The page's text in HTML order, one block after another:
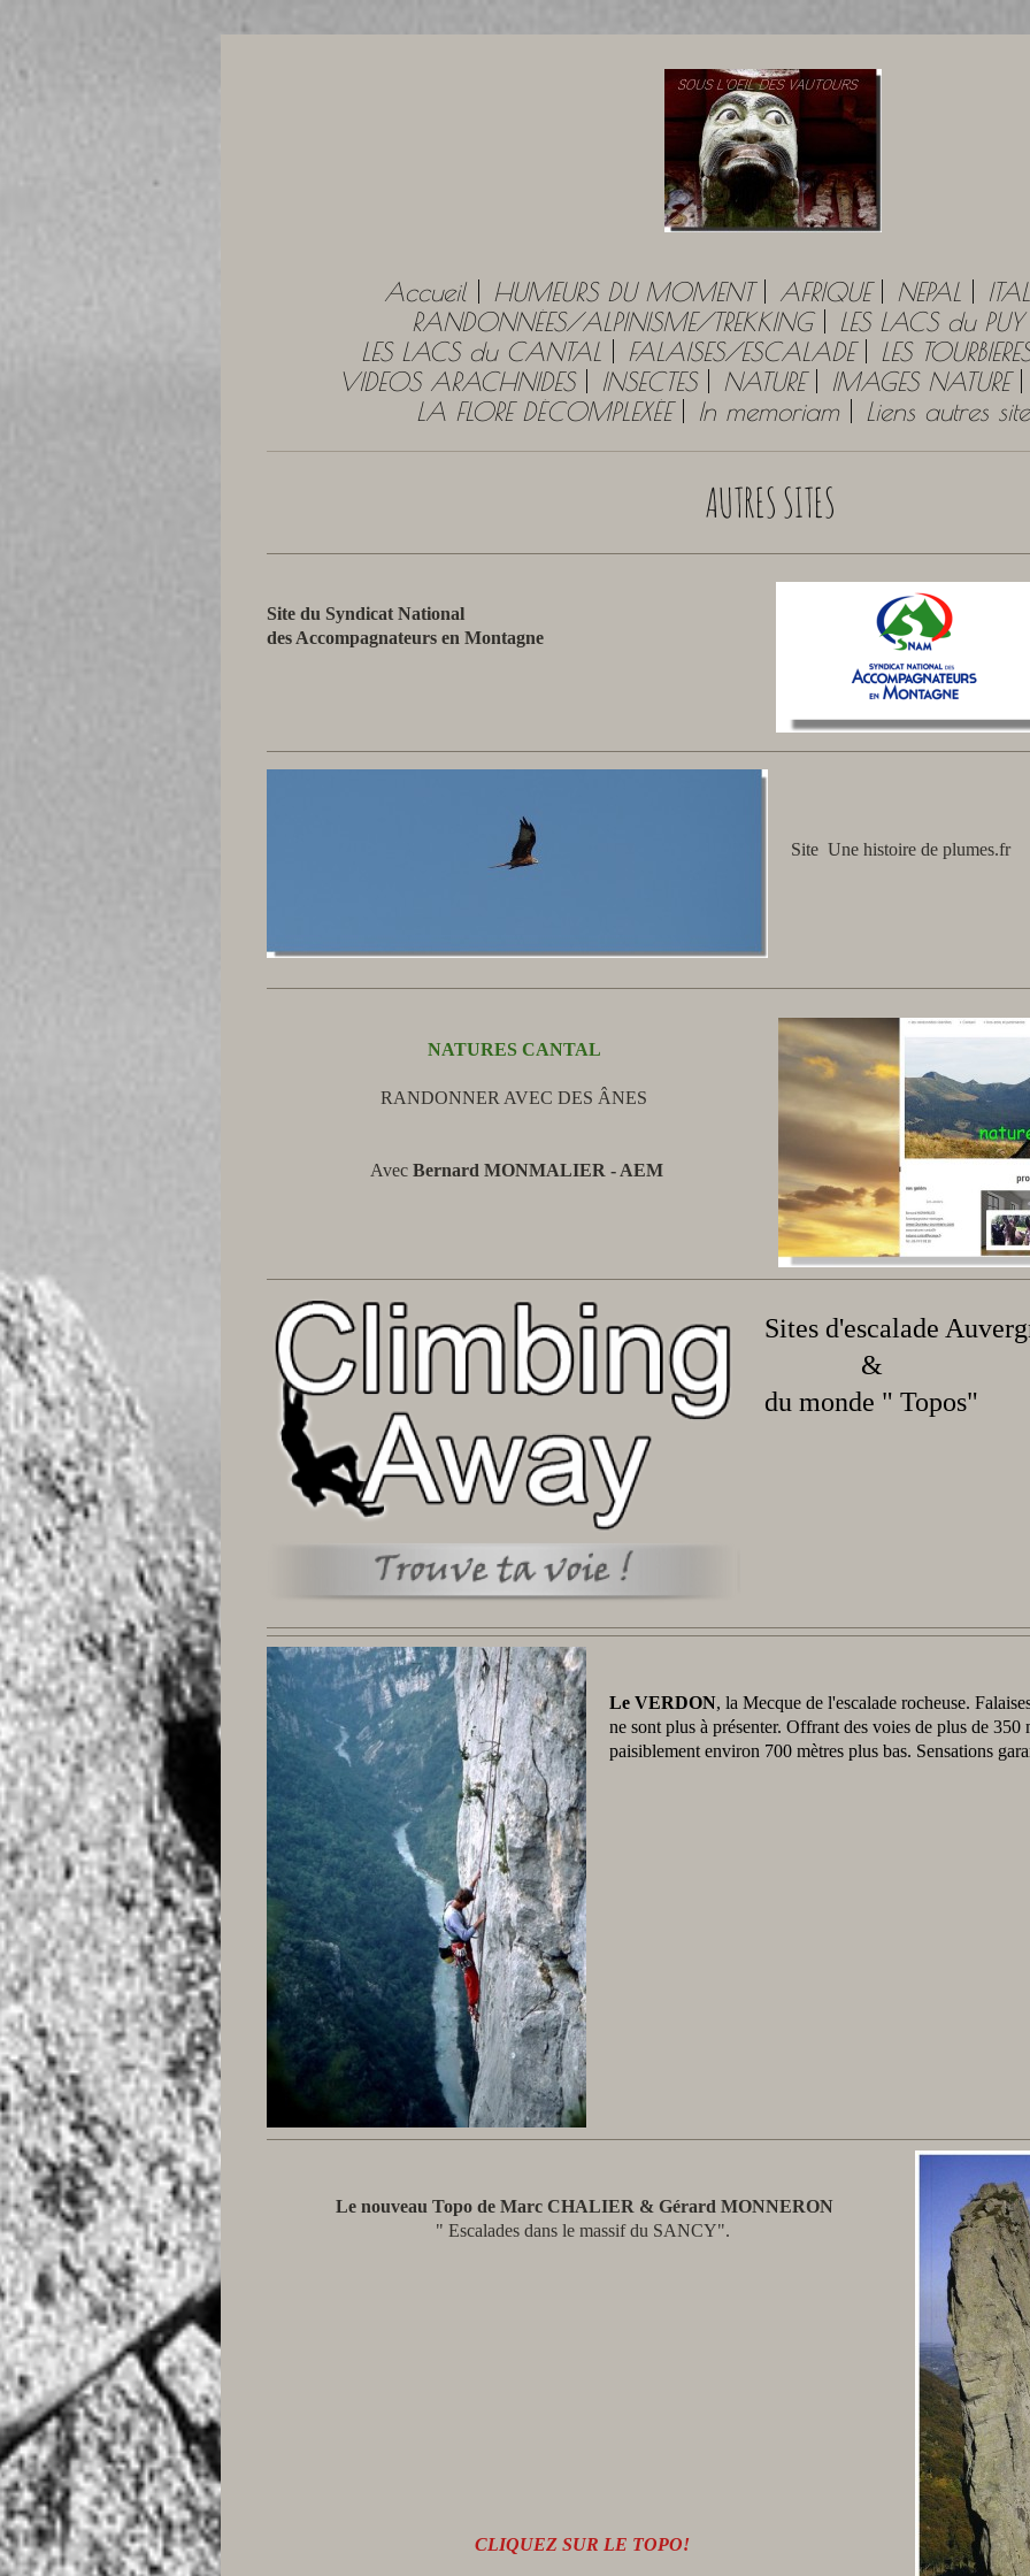
Accueil HUMEURS DU MOMENT AFRIQUE NEPAL
RANDONNÉES/ALPINISME/TREKKING
LES LACS du
LES LACS du CANTAL
FALAISES/ESCALADE
LES
VIDEOS ARACHNIDES
INSECTES NATURE
IMAGES NATURE
LA FLORE DÉCOMPLEXÉE
In memoriam Liens autres
AUTRES SITES
Site du Syndicat National
des Accompagnateurs en Montagne
Site Une histoire de plumes.fr
NATURES CANTAL
RANDONNER AVEC DES ÂNES
Avec Bernard MONMALIER - AEM
Sites d'escalade
&
du monde " Topos"
Le VERDON, la Mecque de l'escalade rocheuse.
ne sont plus à présenter. Offrant des voies de plus de 350
paisiblement environ 700 mètres plus bas. Sensations
Le nouveau Topo de Marc CHALIER & Gérard MONNERON
" Escalades dans le massif du SANCY".
CLIQUEZ SUR LE TOPO!